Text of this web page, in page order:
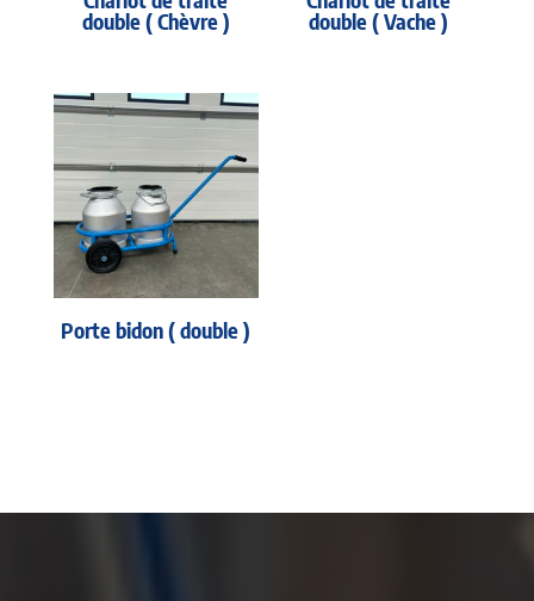
double ( Chèvre ) double ( Vache )
Porte bidon ( double )